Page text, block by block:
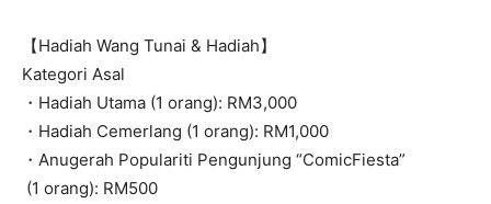
【Hadiah Wang Tunai & Hadiah】
Kategori Asal
・Hadiah Utama (1 orang): RM3,000
・Hadiah Cemerlang (1 orang): RM1,000
・Anugerah Populariti Pengunjung “ComicFiesta”
(1 orang): RM500